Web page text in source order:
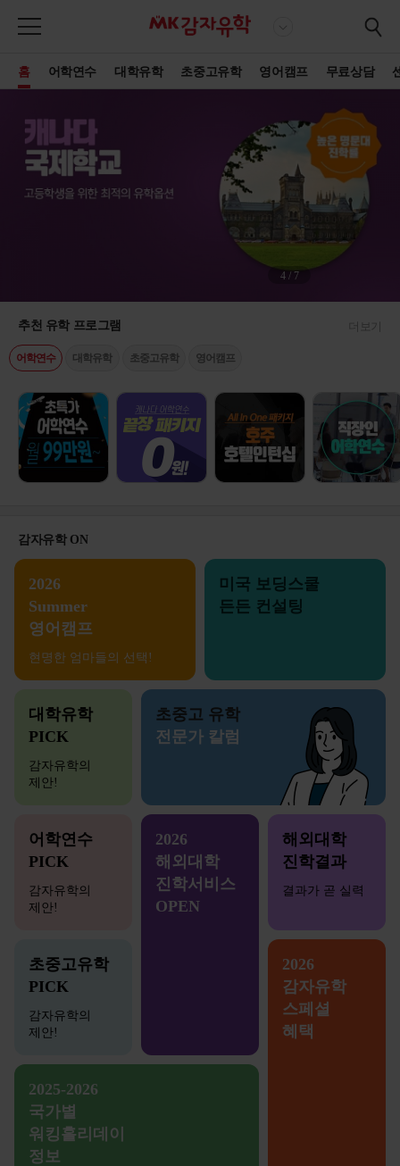
홈 어학연수 대학유학 초중고유학 영어캠프 무료상담
4/ 7
추천 유학 프로그램 더보기
어학연수 대학유학 초중고유학 영어캠프
감자유학 ON
2026
Summer
영어캠프
현명한 엄마들의 선택!
미국 보딩스쿨
든든 컨설팅
대학유학
PICK
감자유학의
제안!
초중고 유학
전문가 칼럼
어학연수
PICK
감자유학의
제안!
2026
해외대학
진학서비스
OPEN
해외대학
진학결과
결과가 곧 실력
초중고유학
PICK
감자유학의
제안!
2026
감자유학
스페셜
혜택
2025-2026
국가별
워킹홀리데이
정보